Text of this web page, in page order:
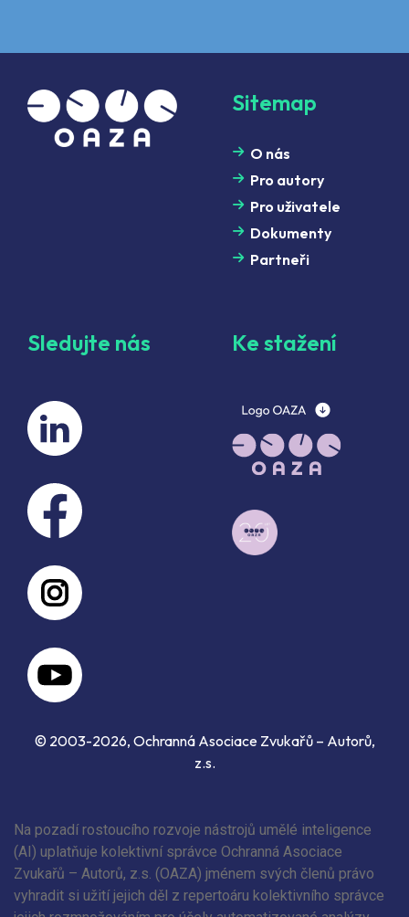
Sitemap
O nás
Pro autory
Pro uživatele
Dokumenty
Partneři
Sledujte nás Ke stažení
© 2003-2026, Ochranná Asociace Zvukařů – Autorů,
z.s.
Na pozadí rostoucího rozvoje nástrojů umělé inteligence
(AI) uplatňuje kolektivní správce Ochranná Asociace
Zvukařů – Autorů, z.s. (OAZA) jménem svých členů právo
vyhradit si užití jejich děl z repertoáru kolektivního správce